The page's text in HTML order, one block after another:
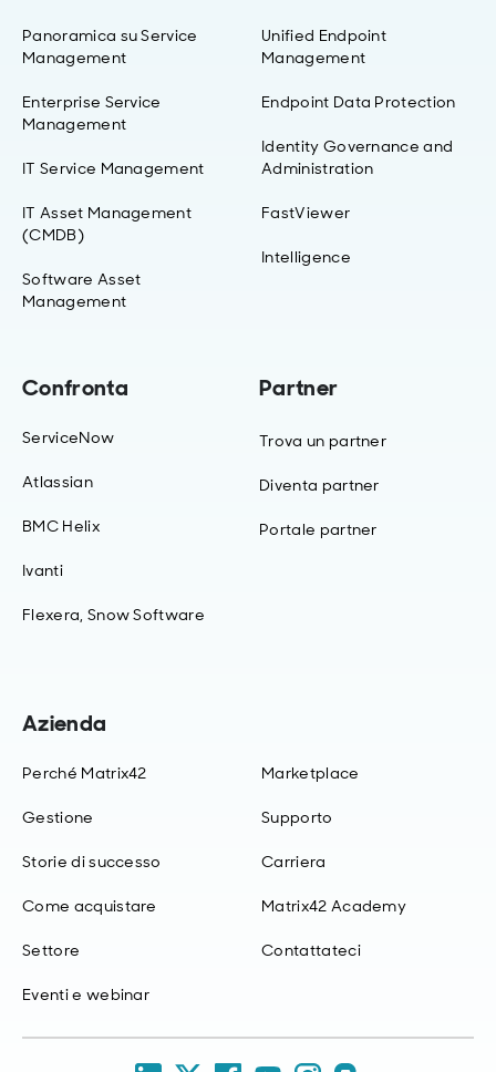
Panoramica su Service
Management
Enterprise Service
Management
IT Service Management
IT Asset Management
(CMDB)
Software Asset
Management
Unified Endpoint
Management
Endpoint Data Protection
Identity Governance and
Administration
FastViewer
Intelligence
Confronta
ServiceNow
Atlassian
BMC Helix
Ivanti
Flexera, Snow Software
Azienda
Perché Matrix42
Gestione
Storie di successo
Come acquistare
Settore
Eventi e webinar
Marketplace
Supporto
Carriera
Matrix42 Academy
Contattateci
Partner
Trova un partner
Diventa partner
Portale partner